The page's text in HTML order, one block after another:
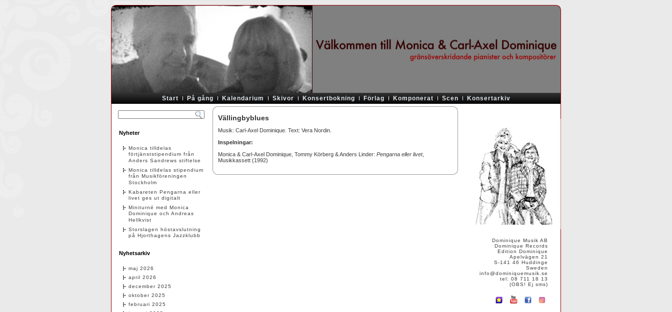
Start På gång Kalendarium Skivor Konsertbokning Förlag Komponerat Scen Konsertarkiv
Nyheter
Monica tilldelas
förtjänststipendium från
Anders Sandrews stiftelse
Monica tilldelas stipendium
från Musikföreningen
Stockholm
Kabareten Pengarna eller
livet ges ut digitalt
Miniturné med Monica
Dominique och Andreas
Hellkvist
Storslagen höstavslutning
på Hjorthagens Jazzklubb
Nyhetsarkiv
maj 2026
april 2026
december 2025
oktober 2025
februari 2025
Vällingbyblues
Musik: Carl-Axel Dominique. Text: Vera Nordin.
Inspelningar:
Monica & Carl-Axel Dominique, Tommy Körberg & Anders Linder: Pengarna eller livet,
Musikkassett (1992)
Dominique Musik AB
Dominique Records
Edition Dominique
Apelvägen 21
S-141 46 Huddinge
Sweden
info@dominiquemusik.se
tel: 08 711 18 13
(OBS! Ej sms)